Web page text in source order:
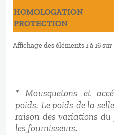
HOMOLOGATION
PROTECTION
Affichage des éléments 1 à 16
* Mousquetons et
poids. Le poids de la
raison des variations
les fournisseurs.